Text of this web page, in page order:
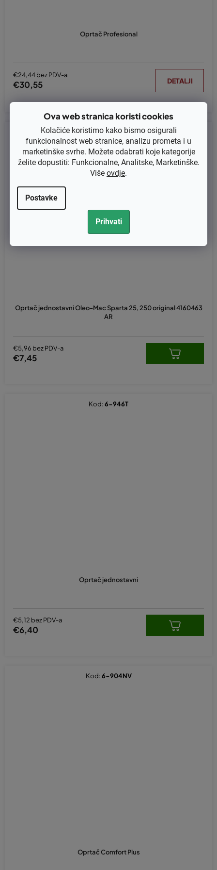
Ova web stranica koristi cookies
Kolačiće koristimo kako bismo osigurali
funkcionalnost web stranice, analizu prometa i u
marketinške svrhe. Možete odabrati koje kategorije
želite dopustiti: Funkcionalne, Analitske, Marketinške.
Više ovdje.
Postavke
Prihvati
Oprtač Profesional
€24,44 bez PDV-a
€30,55 DETALJI
Oprtač jednostavni Oleo-Mac Sparta 25, 250 original 4160463
AR
€5,96 bez PDV-a
€7,45
Kod:4160463AR
Oprtač jednostavni
€5,12 bez PDV-a
€6,40
Kod:6-946T
Oprtač Comfort Plus
Kod:6-904NV